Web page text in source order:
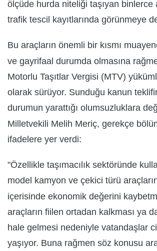
ölçüde hurda niteliği taşıyan binlerce
trafik tescil kayıtlarında görünmeye
Bu araçların önemli bir kısmı
ve gayrifaal durumda olmasına
Motorlu Taşıtlar Vergisi (MTV)
olarak sürüyor. Sunduğu kanun
durumun yarattığı olumsuzluklara
Milletvekili Melih Meriç, gerekçe
ifadelere yer verdi:
"Özellikle taşımacılık sektöründe
model kamyon ve çekici türü
içerisinde ekonomik değerini
araçların fiilen ortadan kalkması ya
hale gelmesi nedeniyle vatandaşlar
yaşıyor. Buna rağmen söz konusu